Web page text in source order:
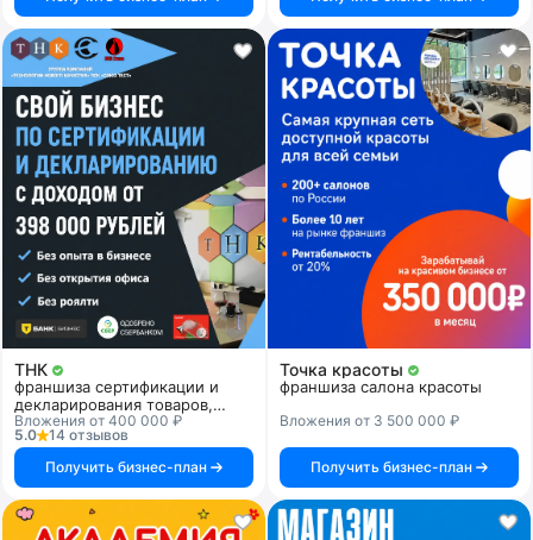
ТНК
франшиза сертификации и
декларирования товаров,
продукции и услуг
Вложения от 400 000 ₽
5.0
14 отзывов
Получить бизнес-план
Точка красоты
франшиза салона красоты
Вложения от 3 500 000 ₽
Получить бизнес-план